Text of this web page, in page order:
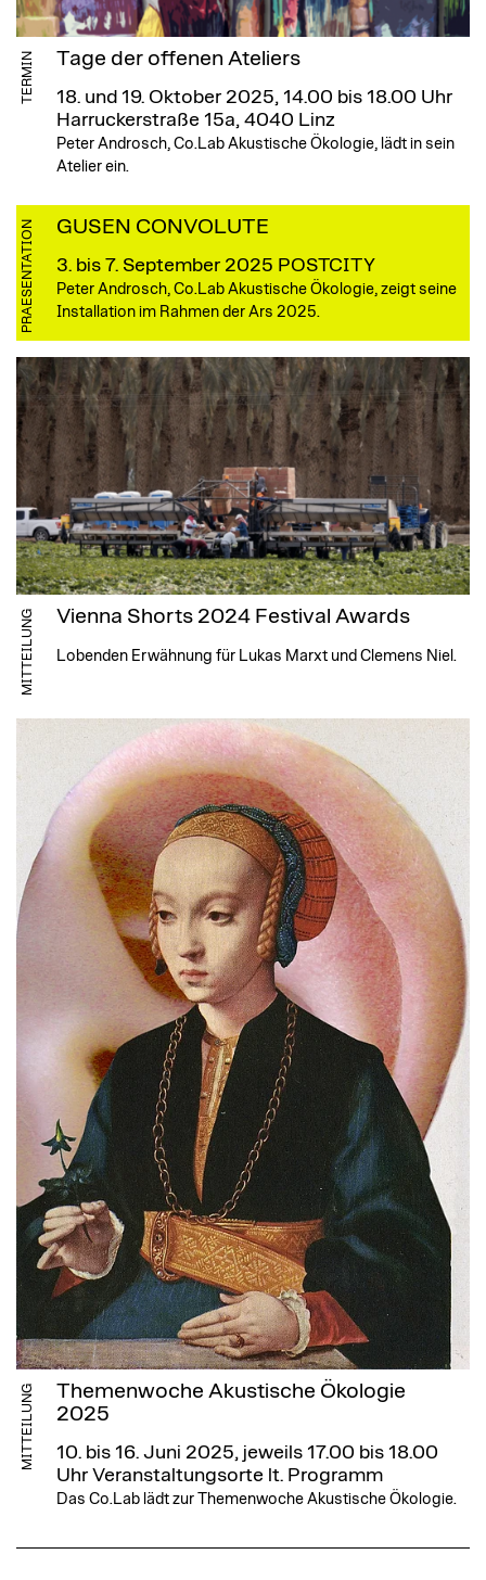
TERMIN Tage der offenen Ateliers
18. und 19. Oktober 2025, 14.00 bis 18.00 Uhr
Harruckerstraße 15a, 4040 Linz
Peter Androsch, Co.Lab Akustische Ökologie, lädt in sein
Atelier ein.
PRAESENTATION GUSEN CONVOLUTE
3. bis 7. September 2025 POSTCITY
Peter Androsch, Co.Lab Akustische Ökologie, zeigt seine
Installation im Rahmen der Ars 2025.
MITTEILUNG Vienna Shorts 2024 Festival Awards
Lobenden Erwähnung für Lukas Marxt und Clemens Niel.
MITTEILUNG
Themenwoche Akustische Ökologie
2025
10. bis 16. Juni 2025, jeweils 17.00 bis 18.00
Uhr Veranstaltungsorte lt. Programm
Das Co.Lab lädt zur Themenwoche Akustische Ökologie.